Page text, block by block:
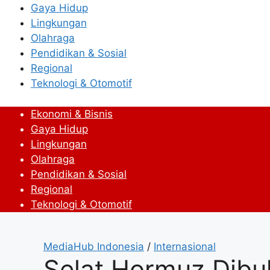
Gaya Hidup
Lingkungan
Olahraga
Pendidikan & Sosial
Regional
Teknologi & Otomotif
Ekonomi & Bisnis
Gaya Hidup
Lingkungan
Olahraga
Pendidikan & Sosial
Regional
Teknologi & Otomotif
MediaHub Indonesia / Internasional